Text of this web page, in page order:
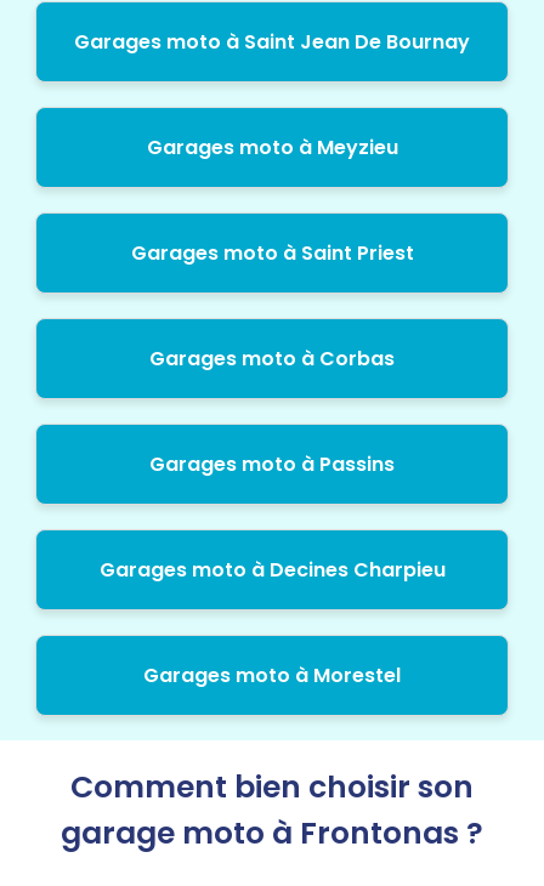
Garages moto à Saint Jean De Bournay
Garages moto à Meyzieu
Garages moto à Saint Priest
Garages moto à Corbas
Garages moto à Passins
Garages moto à Decines Charpieu
Garages moto à Morestel
Comment bien choisir son
garage moto à Frontonas ?